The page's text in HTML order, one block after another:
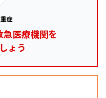
症
医療機関を
ょう